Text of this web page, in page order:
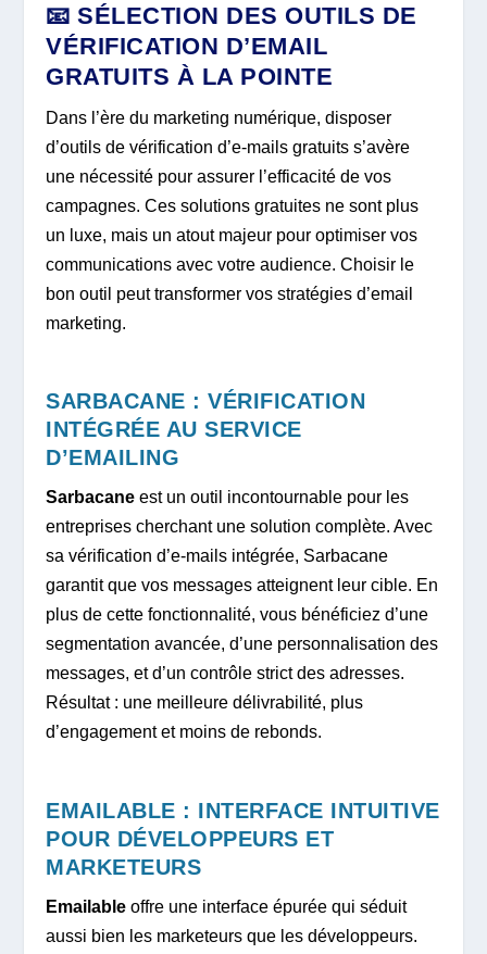
📧 SÉLECTION DES OUTILS DE
VÉRIFICATION D’EMAIL
GRATUITS À LA POINTE
Dans l’ère du marketing numérique, disposer
d’outils de vérification d’e-mails gratuits s’avère
une nécessité pour assurer l’efficacité de vos
campagnes. Ces solutions gratuites ne sont plus
un luxe, mais un atout majeur pour optimiser vos
communications avec votre audience. Choisir le
bon outil peut transformer vos stratégies d’email
marketing.
SARBACANE : VÉRIFICATION
INTÉGRÉE AU SERVICE
D’EMAILING
Sarbacane est un outil incontournable pour les
entreprises cherchant une solution complète. Avec
sa vérification d’e-mails intégrée, Sarbacane
garantit que vos messages atteignent leur cible. En
plus de cette fonctionnalité, vous bénéficiez d’une
segmentation avancée, d’une personnalisation des
messages, et d’un contrôle strict des adresses.
Résultat : une meilleure délivrabilité, plus
d’engagement et moins de rebonds.
EMAILABLE : INTERFACE INTUITIVE
POUR DÉVELOPPEURS ET
MARKETEURS
Emailable offre une interface épurée qui séduit
aussi bien les marketeurs que les développeurs.